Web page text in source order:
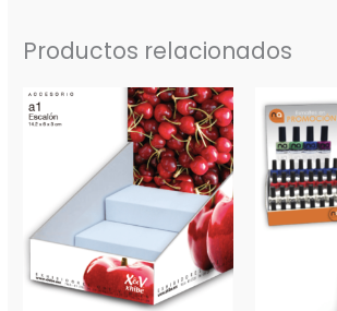
Productos relacionados